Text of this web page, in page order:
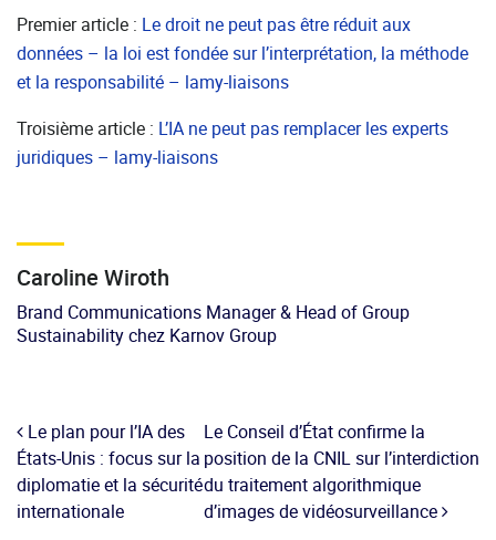
Premier article : Le droit ne peut pas être réduit aux
données – la loi est fondée sur l’interprétation, la méthode
et la responsabilité – lamy-liaisons
Troisième article : L’IA ne peut pas remplacer les experts
juridiques – lamy-liaisons
Caroline Wiroth
Brand Communications Manager & Head of Group
Sustainability chez Karnov Group
Le plan pour l’IA des
États-Unis : focus sur la
diplomatie et la sécurité
internationale
Le Conseil d’État confirme la
position de la CNIL sur l’interdiction
du traitement algorithmique
d’images de vidéosurveillance